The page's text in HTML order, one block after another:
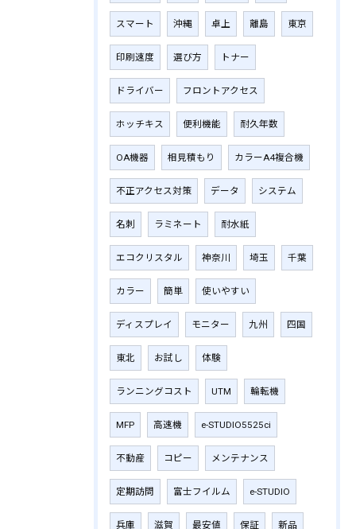
スマート 沖縄 卓上 離島 東京
印刷速度 選び方 トナー
ドライバー フロントアクセス
ホッチキス 便利機能 耐久年数
OA機器 相見積もり カラーA4複合機
不正アクセス対策 データ システム
名刺 ラミネート 耐水紙
エコクリスタル 神奈川 埼玉 千葉
カラー 簡単 使いやすい
ディスプレイ モニター 九州 四国
東北 お試し 体験
ランニングコスト UTM 輪転機
MFP 高速機 e-STUDIO5525ci
不動産 コピー メンテナンス
定期訪問 富士フイルム e-STUDIO
兵庫 滋賀 最安値 保証 新品